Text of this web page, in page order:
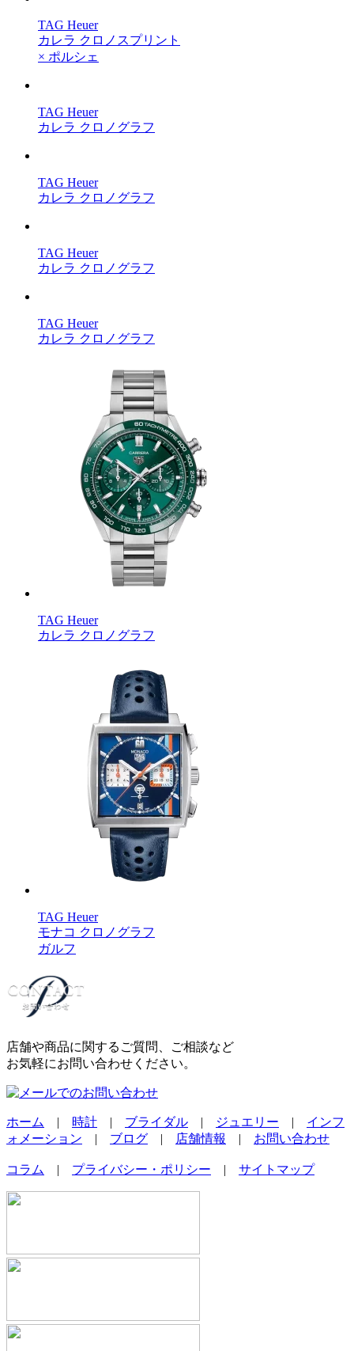
TAG Heuer
カレラ クロノスプリント
× ポルシェ
TAG Heuer
カレラ クロノグラフ
TAG Heuer
カレラ クロノグラフ
TAG Heuer
カレラ クロノグラフ
TAG Heuer
カレラ クロノグラフ
TAG Heuer
カレラ クロノグラフ
TAG Heuer
モナコ クロノグラフ
ガルフ
店舗や商品に関するご質問、ご相談など
お気軽にお問い合わせください。
ホーム | 時計 | ブライダル | ジュエリー | インフ
ォメーション | ブログ | 店舗情報 | お問い合わせ
コラム | プライバシー・ポリシー | サイトマップ